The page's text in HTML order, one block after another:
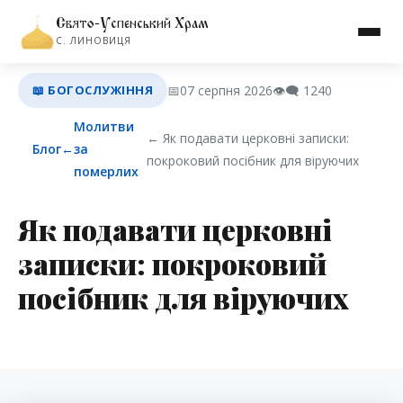
Свято-Успенський Храм
С. ЛИНОВИЦЯ
📖 БОГОСЛУЖІННЯ 📅07 серпня 2026👁️‍🗨️ 1240
Блог←
Молитви
за
померлих
← Як подавати церковні записки:
покроковий посібник для віруючих
Як подавати церковні
записки: покроковий
посібник для віруючих